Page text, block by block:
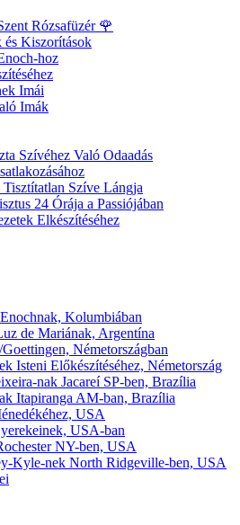
Rózsafüzér 🌹
és Kiszorítások
hoz
Imái
Imák
Szívéhez Való Odaadás
Szíve Lángja
24 Órája a Passiójában
Elkészítéséhez
Kolumbiában
de Mariának, Argentína
Németországban
Isteni Előkészítéséhez, Németország
nak Jacareí SP-ben, Brazília
Itapiranga AM-ban, Brazília
USA
USA-ban
NY-ben, USA
Kyle-nek North Ridgeville-ben, USA